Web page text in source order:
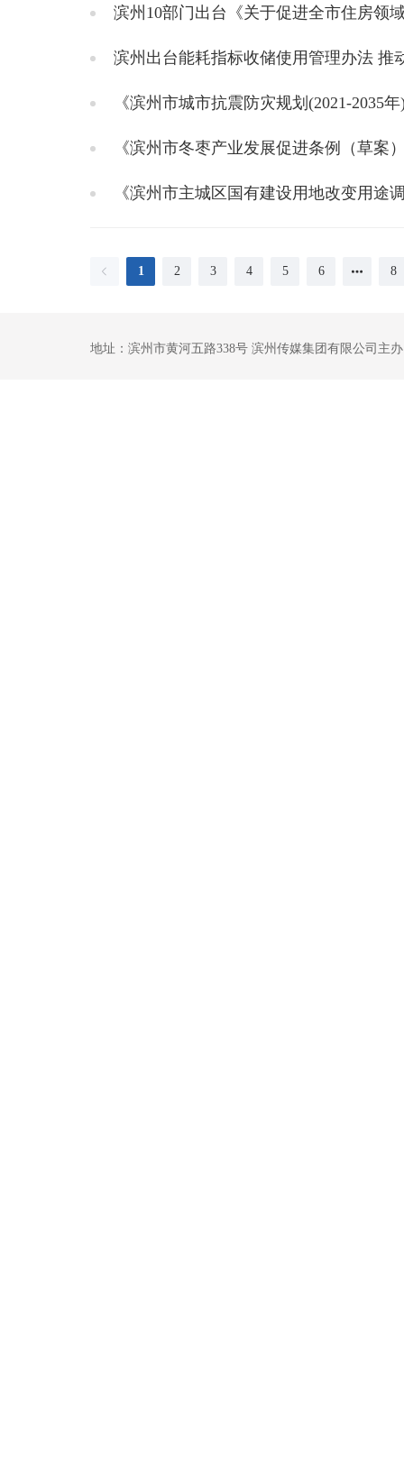
滨州10部门出台《关于促进全市住房领
滨州出台能耗指标收储使用管理办法 推
《滨州市城市抗震防灾规划(2021-2035
《滨州市冬枣产业发展促进条例（草案
《滨州市主城区国有建设用地改变用
1 2 3 4 5 6 8
地址：滨州市黄河五路338号 滨州传媒集团有限公司主